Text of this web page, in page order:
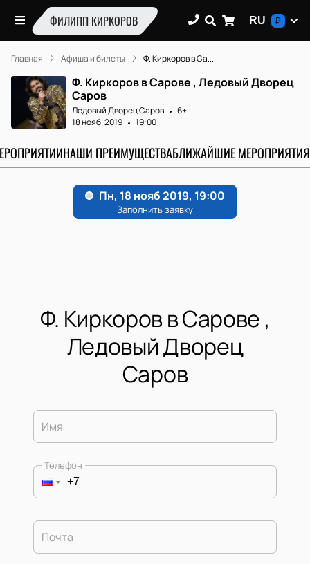
ФИЛИПП КИРКОРОВ RU ₽
Главная Афиша и билеты Ф. Киркоров в Са...
Ф. Киркоров в Сарове , Ледовый Дворец
Саров
Ледовый Дворец Саров
6+
18 нояб. 2019
19:00
НАШИ ПРЕИМУЩЕСТВАБЛИЖАЙШИЕ МЕРОПРИЯТИЯ
Ф. Киркоров в Сарове ,
Ледовый Дворец
Саров
Имя
Телефон
Почта